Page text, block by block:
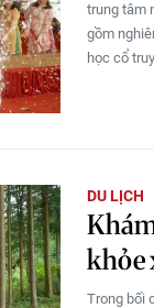
trung tâm
gồm
học cổ
DU LỊCH
khỏe
Trong bối